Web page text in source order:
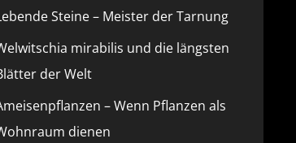
Steine – Meister der Tarnung
mirabilis und die längsten
der Welt
– Wenn Pflanzen als
dienen